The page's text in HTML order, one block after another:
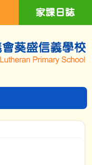
家課日誌